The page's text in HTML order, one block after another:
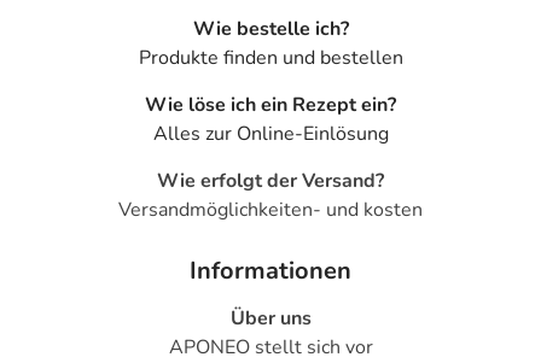
Wie bestelle ich?
Produkte finden und bestellen
Wie löse ich ein Rezept ein?
Alles zur Online-Einlösung
Wie erfolgt der Versand?
Versandmöglichkeiten- und kosten
Informationen
Über uns
APONEO stellt sich vor